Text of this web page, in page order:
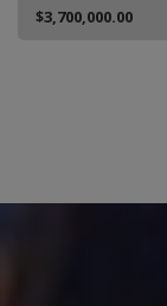
$3,700,000.00